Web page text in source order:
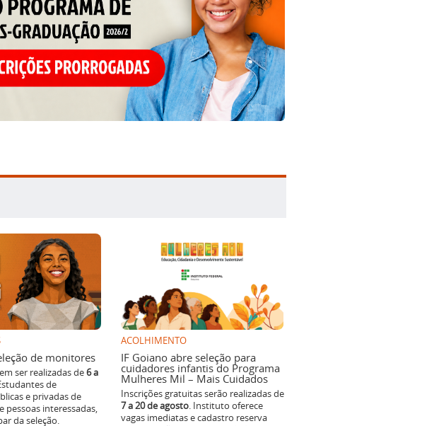
de monitores
ser realizadas de
de
e privadas de
pessoas interessadas,
da seleção.
ACOLHIMENTO
IF Goiano abre seleção para
cuidadores infantis do Programa
Mulheres Mil – Mais Cuidados
Inscrições gratuitas serão realizadas de
7 a 20 de agosto. Instituto oferece
vagas imediatas e cadastro reserva
para atuação em cinco unidades.